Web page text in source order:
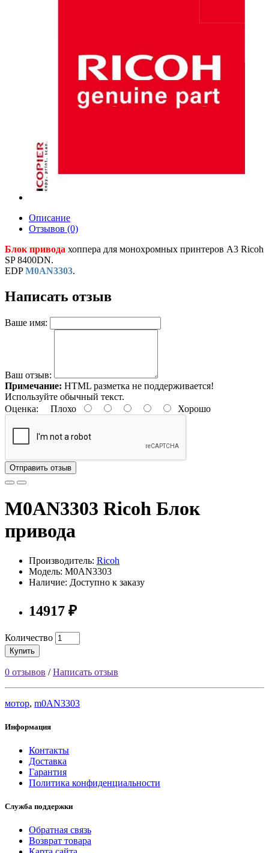
Описание
Отзывов (0)
Блок привода хоппера для монохромных принтеров A3 Ricoh
SP 8400DN.
EDPM0AN3303.
Написать отзыв
Ваше имя:
Ваш отзыв:
Примечание: HTML разметка не поддерживается!
Используйте обычный текст.
Оценка: Плохо Хорошо
Отправить отзыв
M0AN3303 Ricoh Блок
привода
Производитель: Ricoh
Модель: M0AN3303
Наличие: Доступно к заказу
14917 ₽
Количество
Купить
0 отзывов /Написать отзыв
мотор, m0AN3303
Информация
Контакты
Доставка
Гарантия
Политика конфиденциальности
Служба поддержки
Обратная связь
Возврат товара